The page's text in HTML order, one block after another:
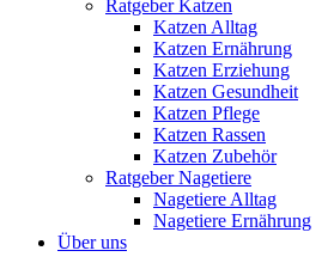
Ratgeber Katzen
Katzen Alltag
Katzen Ernährung
Katzen Erziehung
Katzen Gesundheit
Katzen Pflege
Katzen Rassen
Katzen Zubehör
Ratgeber Nagetiere
Nagetiere Alltag
Nagetiere Ernährung
Über uns